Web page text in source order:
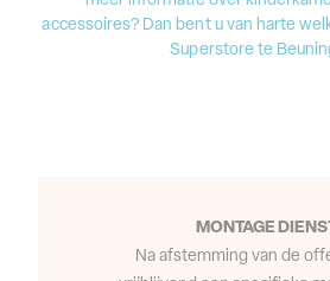
accessoires? Dan bent u van harte
Superstore te
MONTAGE
Na afstemming van de